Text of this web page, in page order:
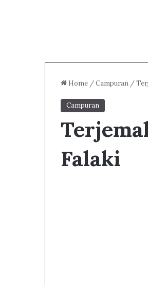
Home /Campuran /
Campuran
Falaki